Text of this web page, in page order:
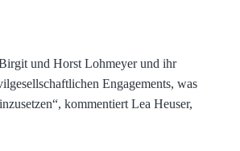
und Horst Lohmeyer und ihr
Engagements, was
kommentiert Lea Heuser,